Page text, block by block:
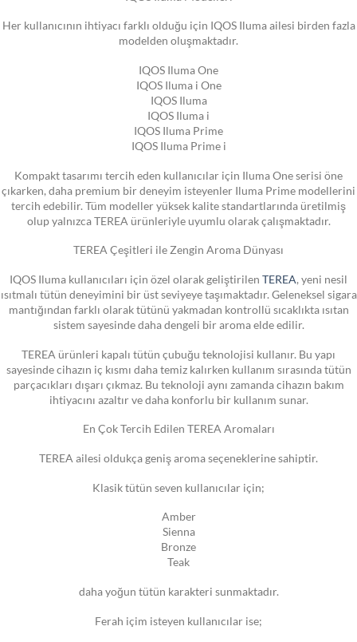
Her kullanıcının ihtiyacı farklı olduğu için IQOS Iluma ailesi birden fazla
modelden oluşmaktadır.
IQOS Iluma One
IQOS Iluma i One
IQOS Iluma
IQOS Iluma i
IQOS Iluma Prime
IQOS Iluma Prime i
Kompakt tasarımı tercih eden kullanıcılar için Iluma One serisi öne
çıkarken, daha premium bir deneyim isteyenler Iluma Prime modellerini
tercih edebilir. Tüm modeller yüksek kalite standartlarında üretilmiş
olup yalnızca TEREA ürünleriyle uyumlu olarak çalışmaktadır.
TEREA Çeşitleri ile Zengin Aroma Dünyası
IQOS Iluma kullanıcıları için özel olarak geliştirilen TEREA, yeni nesil
ısıtmalı tütün deneyimini bir üst seviyeye taşımaktadır. Geleneksel sigara
mantığından farklı olarak tütünü yakmadan kontrollü sıcaklıkta ısıtan
sistem sayesinde daha dengeli bir aroma elde edilir.
TEREA ürünleri kapalı tütün çubuğu teknolojisi kullanır. Bu yapı
sayesinde cihazın iç kısmı daha temiz kalırken kullanım sırasında tütün
parçacıkları dışarı çıkmaz. Bu teknoloji aynı zamanda cihazın bakım
ihtiyacını azaltır ve daha konforlu bir kullanım sunar.
En Çok Tercih Edilen TEREA Aromaları
TEREA ailesi oldukça geniş aroma seçeneklerine sahiptir.
Klasik tütün seven kullanıcılar için;
Amber
Sienna
Bronze
Teak
daha yoğun tütün karakteri sunmaktadır.
Ferah içim isteyen kullanıcılar ise;